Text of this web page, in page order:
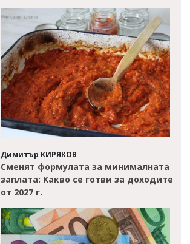
Димитър КИРЯКОВ
Сменят формулата за минималната
заплата: Какво се готви за доходите
от 2027 г.